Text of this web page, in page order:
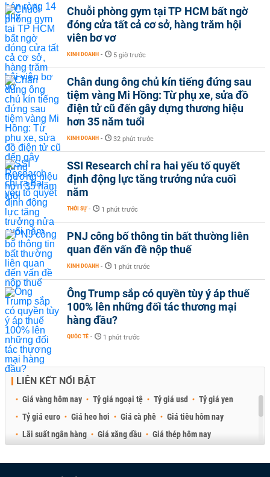
Chuỗi phòng gym tại TP HCM bất ngờ
đóng cửa tất cả cơ sở, hàng trăm hội
viên bơ vơ
KINH DOANH - 5 giờ trước
Chân dung ông chủ kín tiếng đứng sau
tiệm vàng Mi Hồng: Từ phụ xe, sửa đồ
điện tử cũ đến gây dựng thương hiệu
hơn 35 năm tuổi
KINH DOANH - 32 phút trước
SSI Research chỉ ra hai yếu tố quyết
định động lực tăng trưởng nửa cuối
năm
THỜI SỰ - 1 phút trước
PNJ công bố thông tin bất thường liên
quan đến vấn đề nộp thuế
KINH DOANH - 1 phút trước
Ông Trump sắp có quyền tùy ý áp thuế
100% lên những đối tác thương mại
hàng đầu?
QUỐC TẾ - 1 phút trước
LIÊN KẾT NỔI BẬT
Giá vàng hôm nay Tỷ giá ngoại tệ Tỷ giá usd
Tỷ giá yen
Tỷ giá euro
Giá heo hơi Giá cà phê
Giá tiêu hôm nay
Lãi suất ngân hàng
Giá xăng dầu
Giá thép hôm nay